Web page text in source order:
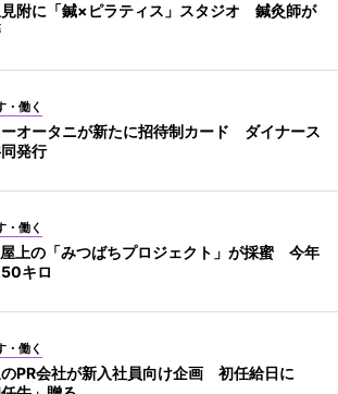
附に「鍼×ピラティス」スタジオ 鍼灸師が
・働く
オータニが新たに招待制カード ダイナース
発行
・働く
上の「みつばちプロジェクト」が採蜜 今年
キロ
・働く
PR会社が新入社員向け企画 初任給日に